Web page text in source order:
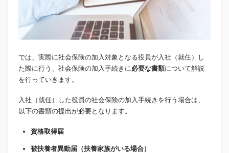
では、実際に社会保険の加入対象となる役員が入社（就任）し
た際に行う、社会保険の加入手続きに 必要な書類について解説
を行っていきます。
入社（就任）した役員の社会保険の加入手続きを行う場合は、
以下の書類の提出が必要となります。
資格取得届
被扶養者異動届（扶養家族がいる場合）